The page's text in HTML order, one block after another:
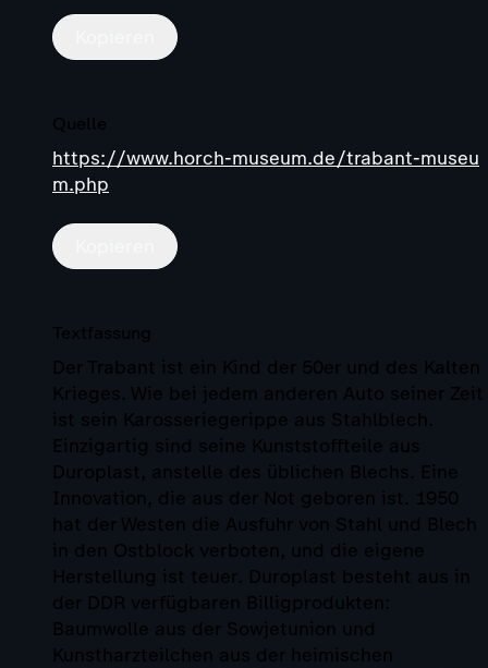
Quelle
https://www.horch-museum.de/trabant-museu
m.php
Textfassung
Der Trabant ist ein Kind der 50er und des Kalten
Krieges. Wie bei jedem anderen Auto seiner Zeit
ist sein Karosseriegerippe aus Stahlblech.
Einzigartig sind seine Kunststoffteile aus
Duroplast, anstelle des üblichen Blechs. Eine
Innovation, die aus der Not geboren ist. 1950
hat der Westen die Ausfuhr von Stahl und Blech
in den Ostblock verboten, und die eigene
Herstellung ist teuer. Duroplast besteht aus in
der DDR verfügbaren Billigprodukten:
Baumwolle aus der Sowjetunion und
Kunstharzteilchen aus der heimischen